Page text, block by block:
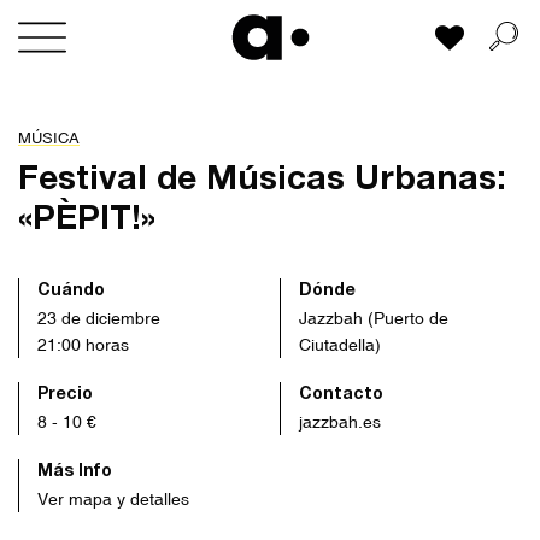
Skip
Mi lista
MÚSICA
Festival de Músicas Urbanas:
«PÈPIT!»
Cuándo
23 de diciembre
21:00 horas
Dónde
Jazzbah (Puerto de
Ciutadella)
Precio
8 - 10 €
Contacto
jazzbah.es
Más Info
Ver mapa y detalles